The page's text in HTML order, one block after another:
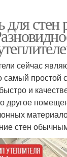
для
сейчас
простой
и
другое
стен